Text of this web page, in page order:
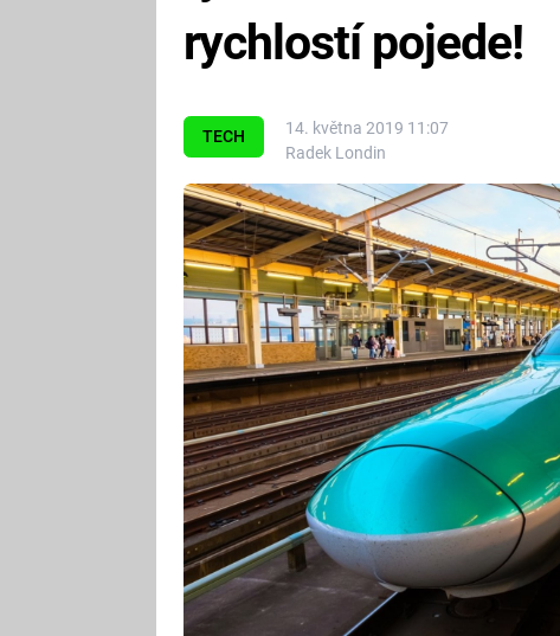
TECH
14. května 2019 11:07
Radek Londin
rychlostí pojede!